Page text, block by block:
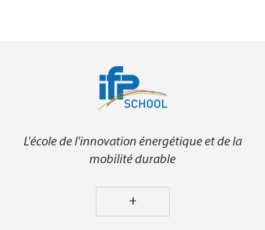
L'école de l'innovation énergétique et de la
mobilité durable
+